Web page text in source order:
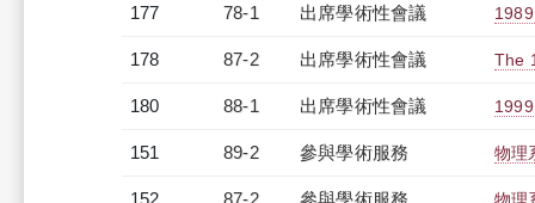
177 78-1 出席學術性會議
178 87-2 出席學術性會議 The
180 88-1 出席學術性會議
151 89-2 參與學術服務 物理
152 87-2 參與學術服務